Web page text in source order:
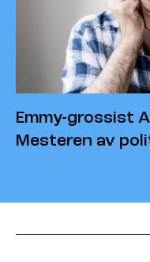
Emmy-grossist
Mesteren av